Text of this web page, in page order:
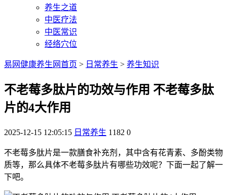
养生之道
中医疗法
中医常识
经络穴位
易网健康养生网首页 > 日常养生 > 养生知识
不老莓多肽片的功效与作用 不老莓多肽
片的4大作用
2025-12-15 12:05:15 日常养生 1182 0
不老莓多肽片是一款膳食补充剂，其中含有花青素、多酚类物
质等，那么具体不老莓多肽片有哪些功效呢？下面一起了解一
下吧。